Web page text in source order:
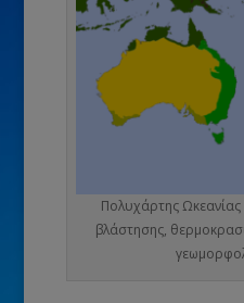
Πολυχάρτης Ωκεανίας
βλάστησης,